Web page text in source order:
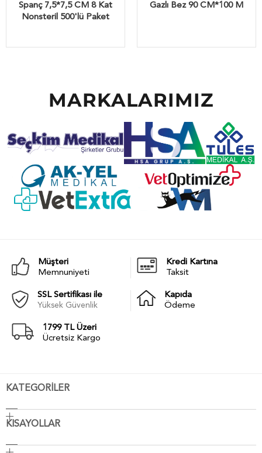
Spanç 7,5*7,5 CM 8 Kat
Nonsteril 500'lü Paket
Gazlı Bez 90 CM*100 M
MARKALARIMIZ
Müşteri
Memnuniyeti
Kredi Kartına
Taksit
SSL Sertifikası ile
Yüksek Güvenlik
Kapıda
Ödeme
1799 TL Üzeri
Ücretsiz Kargo
KATEGORİLER
KISAYOLLAR